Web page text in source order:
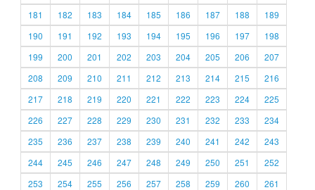
181
182 183 184 185 186 187 188
189
190
191 192 193 194 195 196 197
198
199
200 201 202 203 204 205 206
207
208
209 210 211 212 213 214 215
216
217
218 219 220 221 222 223 224
225
226
227 228 229 230 231 232 233
234
235
236 237 238 239 240 241 242
243
244
245 246 247 248 249 250 251
252
253
254 255 256 257 258 259 260
261